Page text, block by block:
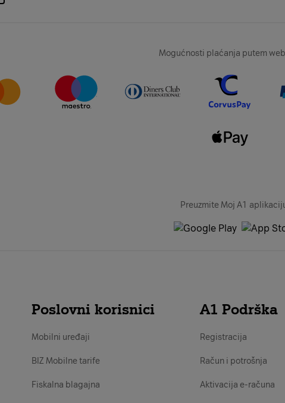
Mogućnosti plaćanja putem
Preuzmite Moj A1
Poslovni korisnici
Mobilni uređaji
BIZ Mobilne tarife
Fiskalna blagajna
A1 Podrška
Registracija
Račun i potrošnja
Aktivacija e-računa